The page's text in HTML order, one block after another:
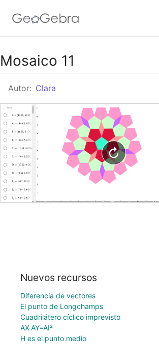
Google Classroom
GeoGebra Classroom
Abrir sesión
Mosaico 11
Autor: Clara
Nuevos recursos
Diferencia de vectores
El punto de Longchamps
Cuadrilátero cíclico imprevisto
AX·AY=AI²
H es el punto medio